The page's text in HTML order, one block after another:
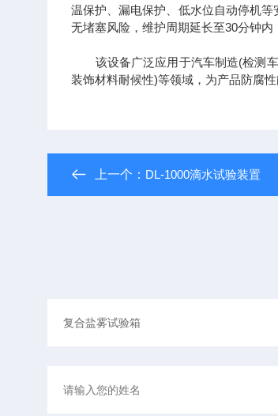
温保护、漏电保护、低水位自动停机
无堵塞风险，维护周期延长至30分钟内
该设备广泛应用于汽车制造(检测车
装饰材料耐候性)等领域，为产品防腐
上一个： DL-1000滴水试验装置